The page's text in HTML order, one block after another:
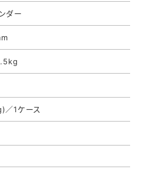
ダー
／1ケース